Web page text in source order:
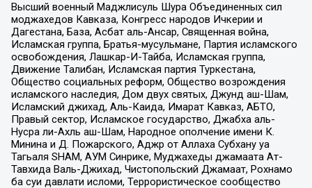
Высший военный Маджлисуль Шура Объединенных сил
моджахедов Кавказа, Конгресс народов Ичкерии и
Дагестана, База, Асбат аль-Ансар, Священная война,
Исламская группа, Братья-мусульмане, Партия исламского
освобождения, Лашкар-И-Тайба, Исламская группа,
Движение Талибан, Исламская партия Туркестана,
Общество социальных реформ, Общество возрождения
исламского наследия, Дом двух святых, Джунд аш-Шам,
Исламский джихад, Аль-Каида, Имарат Кавказ, АБТО,
Правый сектор, Исламское государство, Джабха аль-
Нусра ли-Ахль аш-Шам, Народное ополчение имени К.
Минина и Д. Пожарского, Аджр от Аллаха Субхану уа
Тагьаля SHAM, АУМ Синрике, Муджахеды джамаата Ат-
Тавхида Валь-Джихад, Чистопольский Джамаат, Рохнамо
ба суи давлати исломи, Террористическое сообщество